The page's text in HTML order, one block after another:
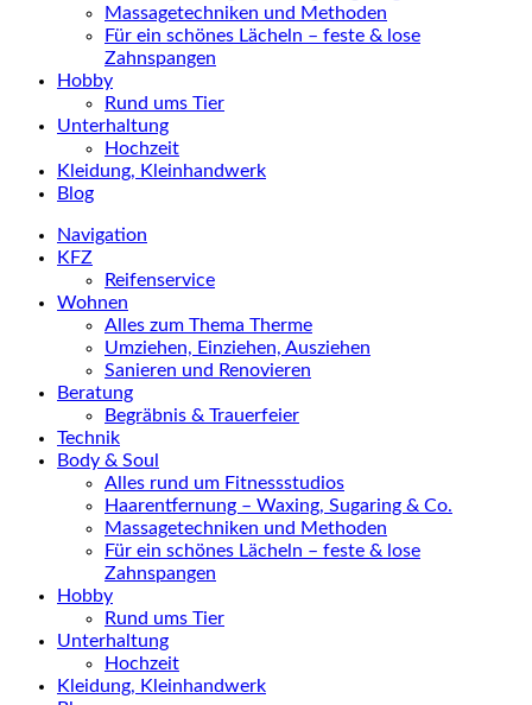
Massagetechniken und Methoden
Für ein schönes Lächeln – feste & lose
Zahnspangen
Hobby
Rund ums Tier
Unterhaltung
Hochzeit
Kleidung, Kleinhandwerk
Blog
Navigation
KFZ
Reifenservice
Wohnen
Alles zum Thema Therme
Umziehen, Einziehen, Ausziehen
Sanieren und Renovieren
Beratung
Begräbnis & Trauerfeier
Technik
Body & Soul
Alles rund um Fitnessstudios
Haarentfernung – Waxing, Sugaring & Co.
Massagetechniken und Methoden
Für ein schönes Lächeln – feste & lose
Zahnspangen
Hobby
Rund ums Tier
Unterhaltung
Hochzeit
Kleidung, Kleinhandwerk